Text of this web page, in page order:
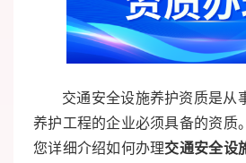
交通安全设施养护资质是从
养护工程的企业必须具备的资质
您详细介绍如何办理交通安全设